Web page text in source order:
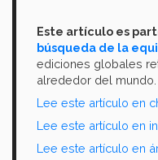
Este artículo es
búsqueda de la
ediciones globales
alrededor del mundo.
Lee este artículo en
Lee este artículo en
Lee este artículo en